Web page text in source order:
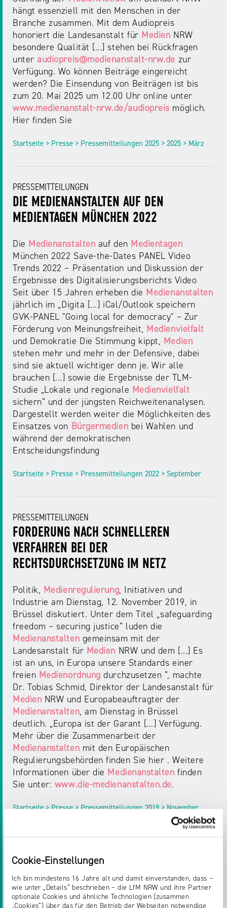
Cookie-Einstellungen
Ich bin mindestens 16 Jahre alt und damit einverstanden, dass –
wie unter „Details“ beschrieben – die LfM NRW und ihre Partner
optionale Cookies und ähnliche Technologien (zusammen
„Cookies“) über das für den Betrieb der Webseiten notwendige
hängt essenziell mit den Menschen in der
Branche zusammen. Mit dem Audiopreis
honoriert die Landesanstalt für Medien NRW
besondere Qualität [...] stehen bei Rückfragen
unter audiopreis@medienanstalt-nrw.de zur
Verfügung. Wo können Beiträge eingereicht
werden? Die Einsendung von Beiträgen ist bis
zum 20. Mai 2025 um 12.00 Uhr online unter
www.medienanstalt-nrw.de/audiopreis möglich.
Hier finden Sie
Startseite > Presse > Pressemitteilungen 2025 > 2025 > März
PRESSEMITTEILUNGEN
DIE MEDIENANSTALTEN AUF DEN
MEDIENTAGEN MÜNCHEN 2022
Die Medienanstalten auf den Medientagen
München 2022 Save-the-Dates PANEL Video
Trends 2022 – Präsentation und Diskussion der
Ergebnisse des Digitalisierungsberichts Video
Seit über 15 Jahren erheben die Medienanstalten
jährlich im „Digita [...] iCal/Outlook speichern
GVK-PANEL "Going local for democracy" – Zur
Förderung von Meinungsfreiheit, Medienvielfalt
und Demokratie Die Stimmung kippt, Medien
stehen mehr und mehr in der Defensive, dabei
sind sie aktuell wichtiger denn je. Wir alle
brauchen [...] sowie die Ergebnisse der TLM-
Studie „Lokale und regionale Medienvielfalt
sichern“ und der jüngsten Reichweitenanalysen.
Dargestellt werden weiter die Möglichkeiten des
Einsatzes von Bürgermedien bei Wahlen und
während der demokratischen
Entscheidungsfindung
Startseite > Presse > Pressemitteilungen 2022 > September
PRESSEMITTEILUNGEN
FORDERUNG NACH SCHNELLEREN
VERFAHREN BEI DER
RECHTSDURCHSETZUNG IM NETZ
Politik, Medienregulierung, Initiativen und
Industrie am Dienstag, 12. November 2019, in
Brüssel diskutiert. Unter dem Titel „safeguarding
freedom – securing justice“ luden die
Medienanstalten gemeinsam mit der
Landesanstalt für Medien NRW und dem [...] Es
ist an uns, in Europa unsere Standards einer
freien Medienordnung durchzusetzen “, machte
Dr. Tobias Schmid, Direktor der Landesanstalt für
Medien NRW und Europabeauftragter der
Medienanstalten, am Dienstag in Brüssel
deutlich. „Europa ist der Garant [...] Verfügung.
Mehr über die Zusammenarbeit der
Medienanstalten mit den Europäischen
Regulierungsbehörden finden Sie hier . Weitere
Informationen über die Medienanstalten finden
Sie unter: www.die-medienanstalten.de.
Startseite > Presse > Pressemitteilungen 2019 > November
PRESSEMITTEILUNGEN
MEDIA INNOVATION -
PROZESSAUTOMATISERUNG UND KI